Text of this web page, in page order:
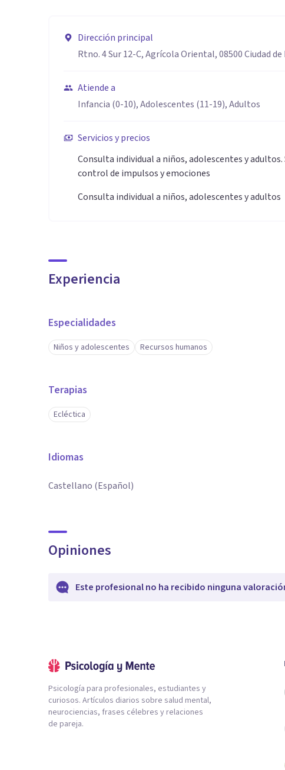
Dirección principal
Rtno. 4 Sur 12-C, Agrícola Oriental, 08500 Ciudad de
Atiende a
Infancia (0-10), Adolescentes (11-19), Adultos
Servicios y precios
Consulta individual a niños, adolescentes y adultos.
control de impulsos y emociones
Consulta individual a niños, adolescentes y adultos
Experiencia
Especialidades
Niños y adolescentes Recursos humanos
Terapias
Ecléctica
Idiomas
Castellano (Español)
Opiniones
Este profesional no ha recibido ninguna
Psicología para profesionales, estudiantes y
curiosos. Artículos diarios sobre salud mental,
neurociencias, frases célebres y relaciones
de pareja.